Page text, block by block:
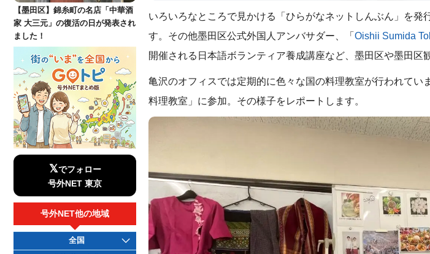
いろいろなところで見かける「ひらがなネットしんぶん」を発
す。その他墨田区公式外国人アンバサダー、「 Oishii Sumida
開催される日本語ボランティア養成講座など、墨田区や墨田区
亀沢のオフィスでは定期的に色々な国の料理教室が行われてい
料理教室」に参加。その様子をレポートします。
【墨田区】錦糸町の名店「中華酒
家 大三元」の復活の日が発表され
ました！
𝕏でフォロー
号外NET 東京
号外NET他の地域
全国